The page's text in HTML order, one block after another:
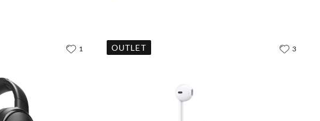
1 OUTLET 3